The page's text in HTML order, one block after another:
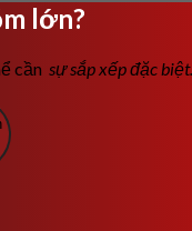
lớn?
cần sự sắp xếp đặc biệt.